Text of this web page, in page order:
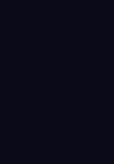
po